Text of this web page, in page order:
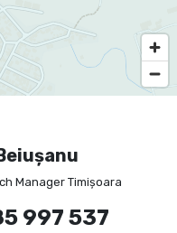
Manager Timișoara
997 537